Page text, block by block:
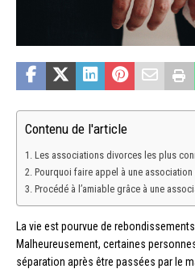
Contenu de l'article
Les associations divorces les plus
Pourquoi faire appel à une association
Procédé à l’amiable grâce à une
La vie est pourvue de
Malheureusement, certaines
séparation après être passées par le